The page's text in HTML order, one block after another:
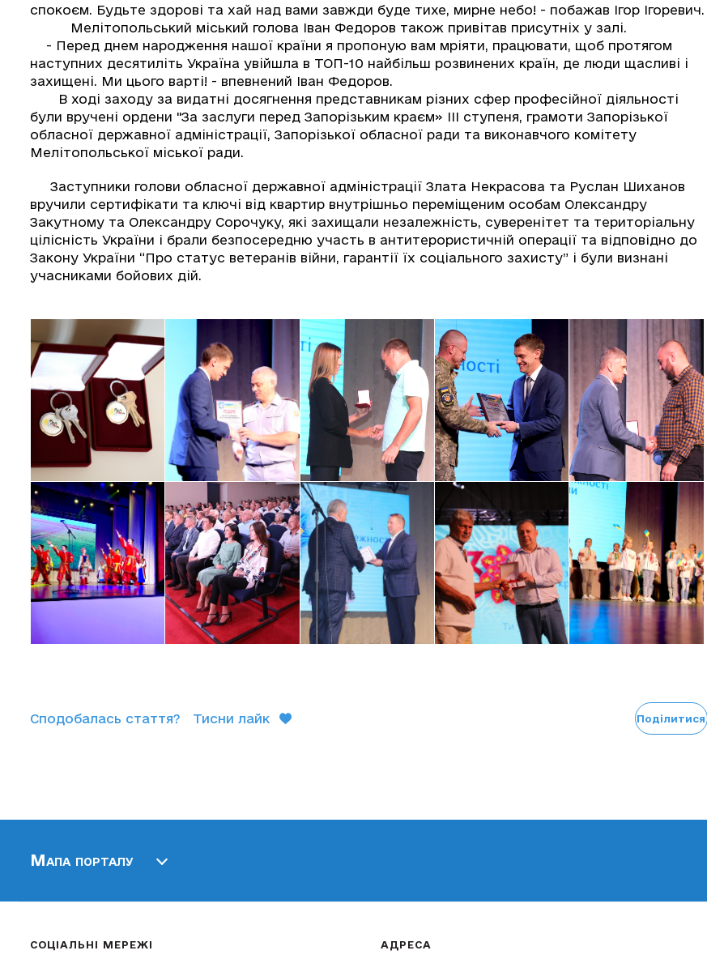
спокоєм. Будьте здорові та хай над вами завжди буде тихе, мирне небо! - побажав Ігор Ігоревич.
Мелітопольський міський голова Іван Федоров також привітав присутніх у залі.
- Перед днем ​​народження нашої країни я пропоную вам мріяти, працювати, щоб протягом
наступних десятиліть Україна увійшла в ТОП-10 найбільш розвинених країн, де люди щасливі і
захищені. Ми цього варті! - впевнений Іван Федоров.
В ході заходу за видатні досягнення представникам різних сфер професійної діяльності
були вручені ордени "За заслуги перед Запорізьким краєм» III ступеня, грамоти Запорізької
обласної державної адміністрації, Запорізької обласної ради та виконавчого комітету
Мелітопольської міської ради.
Заступники голови обласної державної адміністрації Злата Некрасова та Руслан Шиханов
вручили сертифікати та ключі від квартир внутрішньо переміщеним особам Олександру
Закутному та Олександру Сорочуку, які захищали незалежність, суверенітет та територіальну
цілісність України і брали безпосередню участь в антитерористичній операції та відповідно до
Закону України “Про статус ветеранів війни, гарантії їх соціального захисту” і були визнані
учасниками бойових дій.
Сподобалась стаття? Тисни лайк Поділитися
Мапа порталу
СОЦІАЛЬНІ МЕРЕЖІ АДРЕСА